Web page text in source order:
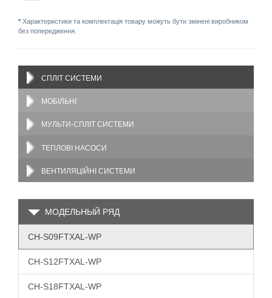
* Характеристики та комплектація товару можуть бути змінені виробником
без попередження.
СПЛІТ СИСТЕМИ
МОБІЛЬНІ
МУЛЬТИ-СПЛІТ СИСТЕМИ
ТЕПЛОВІ НАСОСИ
ВЕНТИЛЯЦІЙНІ СИСТЕМИ
МОДЕЛЬНЫЙ РЯД
CH-S09FTXAL-WP
CH-S12FTXAL-WP
CH-S18FTXAL-WP